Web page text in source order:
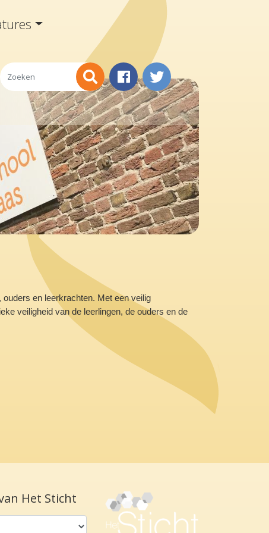
en leerkrachten. Met een veilig
veiligheid van de leerlingen, de ouders en de
Het Sticht